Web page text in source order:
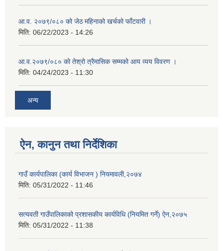
आ.व. २०७९/०८० को जेठ महिनाको खर्चको फाँटवारी ।
मिति: 06/22/2023 - 14:26
आ.व.२०७९/०८० को तेश्रो त्रैमासिक सम्मको आय व्यय विवरण ।
मिति: 04/24/2023 - 11:30
अन्य
ऐन, कानुन तथा निर्देशिका
गाउँ कार्यपालिका (कार्य विभाजन ) नियमावली,२०७४
मिति: 05/31/2022 - 11:46
सत्यवती गाउँपालिकाको प्रशासकीय कार्यविधि (नियमित गर्ने) ऐन,२०७५
मिति: 05/31/2022 - 11:38